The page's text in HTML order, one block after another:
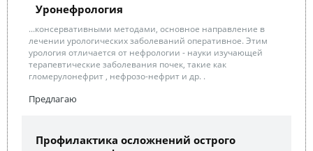
Уронефрология
...консервативными методами, основное направление в
лечении урологических заболеваний оперативное. Этим
урология отличается от нефрологии - науки изучающей
терапевтические заболевания почек, такие как
гломерулонефрит , нефрозо-нефрит и др. .
Предлагаю
Профилактика осложнений острого